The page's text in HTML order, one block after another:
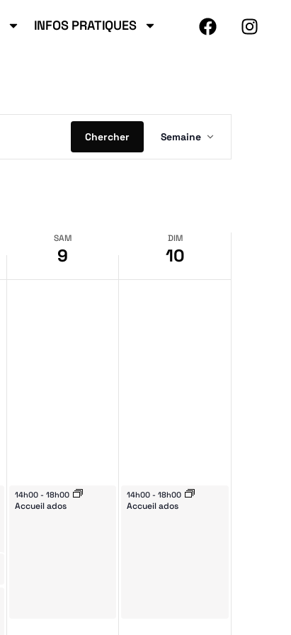
INFOS PRATIQUES
Chercher Semaine
SAM
9
DIM
10
November 9, 2024
14h00 - 18h00
Accueil ados
November 10, 2024
14h00-18h00
Accueil ados